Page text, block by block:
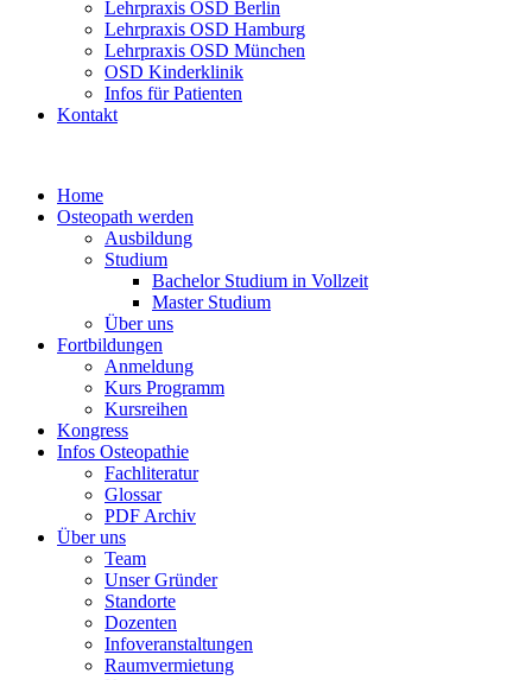
Lehrpraxis OSD Berlin
Lehrpraxis OSD Hamburg
Lehrpraxis OSD München
OSD Kinderklinik
Infos für Patienten
Kontakt
Home
Osteopath werden
Ausbildung
Studium
Bachelor Studium in Vollzeit
Master Studium
Über uns
Fortbildungen
Anmeldung
Kurs Programm
Kursreihen
Kongress
Infos Osteopathie
Fachliteratur
Glossar
PDF Archiv
Über uns
Team
Unser Gründer
Standorte
Dozenten
Infoveranstaltungen
Raumvermietung